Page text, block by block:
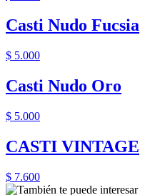
Casti Nudo Fucsia
$ 5.000
Casti Nudo Oro
$ 5.000
CASTI VINTAGE
$ 7.600